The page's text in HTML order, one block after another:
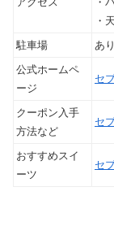
・
駐車場
あり
公式ホームペ
ージ
セ
クーポン入手
方法など
セ
おすすめスイ
ーツ
セ